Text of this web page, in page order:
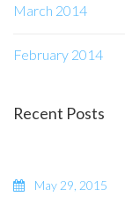
March 2014
February 2014
Recent Posts
May 29, 2015